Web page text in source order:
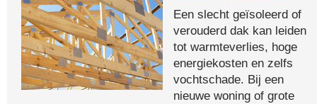
Een slecht geïsoleerd of
verouderd dak kan leiden
tot warmteverlies, hoge
energiekosten en zelfs
vochtschade. Bij een
nieuwe woning of grote